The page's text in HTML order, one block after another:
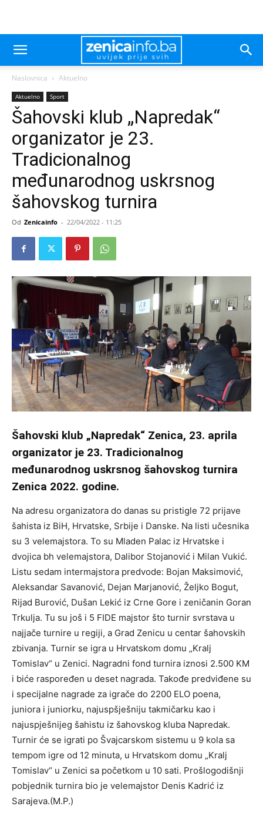
Naslovnica Aktuelno
Aktuelno Sport
Šahovski klub „Napredak“
organizator je 23.
Tradicionalnog
međunarodnog uskrsnog
šahovskog turnira
Od Zenicainfo - 22/04/2022 - 11:25
Šahovski klub „Napredak“ Zenica, 23. aprila
organizator je 23. Tradicionalnog
međunarodnog uskrsnog šahovskog turnira
Zenica 2022. godine.
Na adresu organizatora do danas su pristigle 72 prijave
šahista iz BiH, Hrvatske, Srbije i Danske. Na listi učesnika
su 3 velemajstora. To su Mladen Palac iz Hrvatske i
dvojica bh velemajstora, Dalibor Stojanović i Milan Vukić.
Listu sedam intermajstora predvode: Bojan Maksimović,
Aleksandar Savanović, Dejan Marjanović, Željko Bogut,
Rijad Burović, Dušan Lekić iz Crne Gore i zeničanin Goran
Trkulja. Tu su još i 5 FIDE majstor što turnir svrstava u
najjače turnire u regiji, a Grad Zenicu u centar šahovskih
zbivanja. Turnir se igra u Hrvatskom domu „Kralj
Tomislav“ u Zenici. Nagradni fond turnira iznosi 2.500 KM
i biće raspoređen u deset nagrada. Takođe predviđene su
i specijalne nagrade za igrače do 2200 ELO poena,
juniora i juniorku, najuspšješniju takmičarku kao i
najuspješnijeg šahistu iz šahovskog kluba Napredak.
Turnir će se igrati po Švajcarskom sistemu u 9 kola sa
tempom igre od 12 minuta, u Hrvatskom domu „Kralj
Tomislav“ u Zenici sa početkom u 10 sati. Prošlogodišnji
pobjednik turnira bio je velemajstor Denis Kadrić iz
Sarajeva.(M.P.)